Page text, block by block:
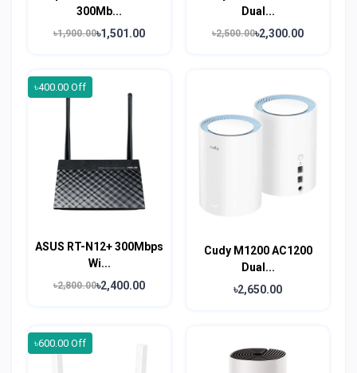
300Mb...
৳1,900.00৳1,501.00
Dual...
৳2,500.00৳2,300.00
৳400.00 Off
ASUS RT-N12+ 300Mbps
Wi...
৳2,800.00৳2,400.00
Cudy M1200 AC1200
Dual...
৳2,650.00
৳600.00 Off